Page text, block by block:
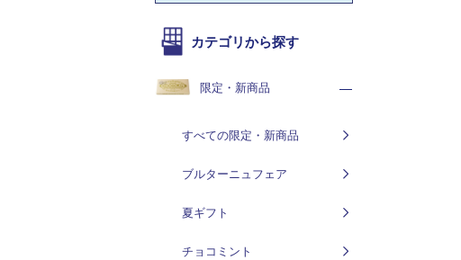
カテゴリから探す
限定・新商品
すべての限定・新商品
ブルターニュフェア
夏ギフト
チョコミント